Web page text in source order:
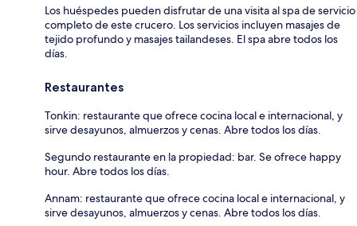
Los huéspedes pueden disfrutar de una visita al spa de servicio
completo de este crucero. Los servicios incluyen masajes de
tejido profundo y masajes tailandeses. El spa abre todos los
días.
Restaurantes
Tonkin: restaurante que ofrece cocina local e internacional, y
sirve desayunos, almuerzos y cenas. Abre todos los días.
Segundo restaurante en la propiedad: bar. Se ofrece happy
hour. Abre todos los días.
Annam: restaurante que ofrece cocina local e internacional, y
sirve desayunos, almuerzos y cenas. Abre todos los días.